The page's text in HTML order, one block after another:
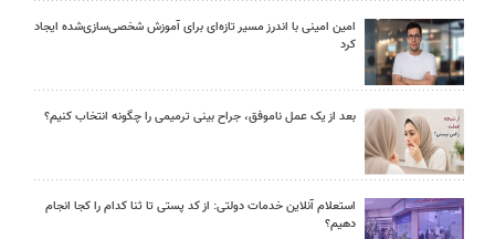
امین امینی با اندرز مسیر تازه‌ای برای آموزش شخصی‌سازی‌شده ایجاد
کرد
بعد از یک عمل ناموفق، جراح بینی ترمیمی را چگونه انتخاب کنیم؟
استعلام آنلاین خدمات دولتی: از کد پستی تا ثنا کدام را کجا انجام
دهیم؟